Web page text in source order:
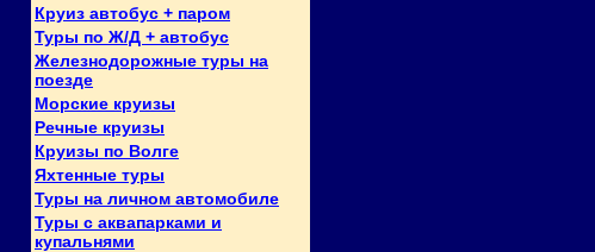
Круиз автобус + паром
Туры по Ж/Д + автобус
Железнодорожные туры на
поезде
Морские круизы
Речные круизы
Круизы по Волге
Яхтенные туры
Туры на личном автомобиле
Туры с аквапарками и
купальнями